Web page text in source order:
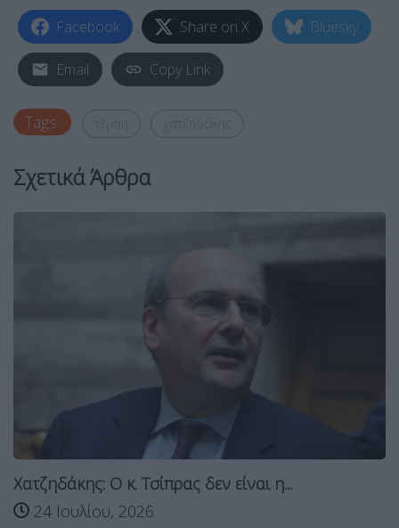
Facebook Share on X Bluesky
Email Copy Link
Tags:
Σχετικά Άρθρα
Χατζηδάκης: Ο κ. Τσίπρας δεν είναι η...
24 Ιουλίου, 2026